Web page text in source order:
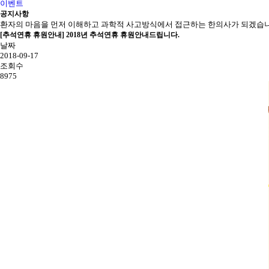
이벤트
공지사항
환자의 마음을 먼저 이해하고 과학적 사고방식에서 접근하는 한의사가 되겠습
[추석연휴 휴원안내] 2018년 추석연휴 휴원안내드립니다.
날짜
2018-09-17
조회수
8975